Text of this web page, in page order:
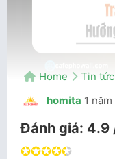
Home Tin tức
homita 1
Đánh giá: 4.9
✪✪✪✪✪